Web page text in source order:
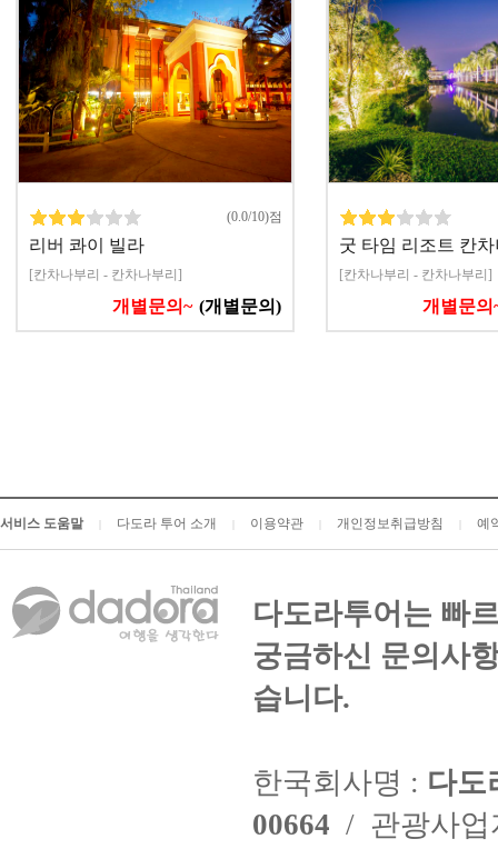
(0.0/10)점
리버 콰이 빌라
[칸차나부리 - 칸차나부리]
개별문의~ (개별문의)
굿 타임 리조트 칸
[칸차나부리 - 칸차나부리]
개별문의
서비스 도움말 다도라 투어 소개 이용약관 개인정보취급방침 예
다도라투어는 빠
궁금하신 문의사
습니다.
한국회사명 : 다도
00664 / 관광사